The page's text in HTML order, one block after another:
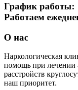
График работы:
Работаем
О нас
Наркологическая
помощь при лечении
расстройств
наш приоритет.